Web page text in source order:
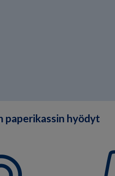
paperikassin hyödyt